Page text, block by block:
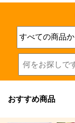
おすすめ商品